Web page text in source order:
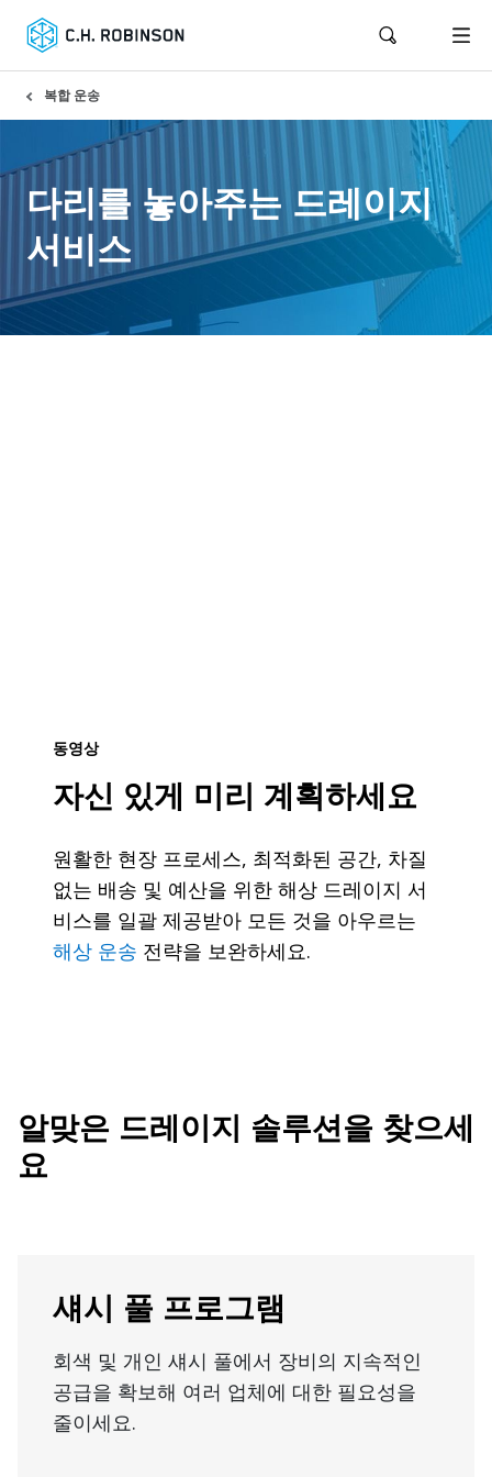
복합 운송
다리를 놓아주는 드레이지
서비스
동영상
자신 있게 미리 계획하세요
원활한 현장 프로세스, 최적화된 공간, 차질
없는 배송 및 예산을 위한 해상 드레이지 서
비스를 일괄 제공받아 모든 것을 아우르는
해상 운송 전략을 보완하세요.
알맞은 드레이지 솔루션을 찾으세
요
섀시 풀 프로그램
회색 및 개인 섀시 풀에서 장비의 지속적인
공급을 확보해 여러 업체에 대한 필요성을
줄이세요.